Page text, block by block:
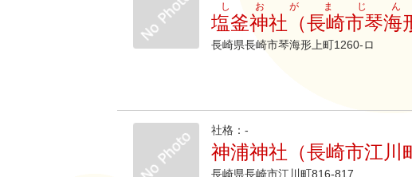
塩釜神社（長崎市琴海
しおがまじん
長崎県長崎市琴海形上町1260-ロ
社格：-
神浦神社（長崎市江川
長崎県長崎市江川町816-817